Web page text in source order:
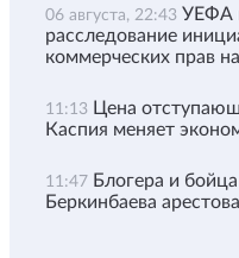
06 августа, 22:43 УЕФА
расследование
коммерческих прав
11:13 Цена
Каспия меняет
11:47 Блогера и
Беркинбаева